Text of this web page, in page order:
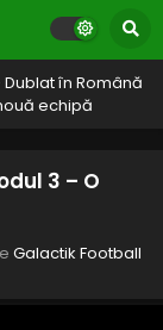
în Română
echipă
3 – O
Galactik Football
12 –
11 –
10 –